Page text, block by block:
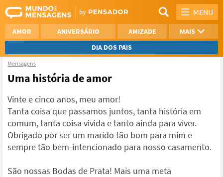
MENU
AMOR ANIVERSÁRIO AMIZADE
MAIS
DIA DOS PAIS
REFLEXÃO
NAMORO
VER TODAS
Mensagens
Uma história de amor
Vinte e cinco anos, meu amor!
Tanta coisa que passamos juntos, tanta história em
comum, tanta coisa vivida e tanto ainda para viver.
Obrigado por ser um marido tão bom para mim e
sempre tão bem-intencionado para nosso casamento.
São nossas Bodas de Prata! Mais uma meta